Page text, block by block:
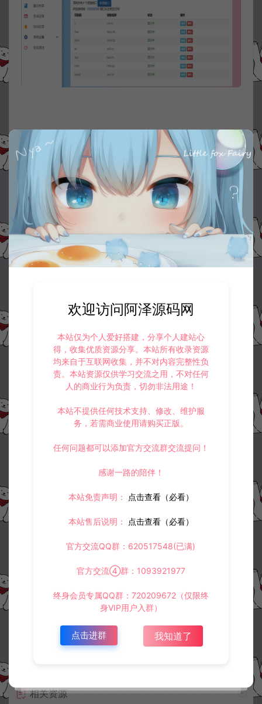
此资源下载价格为 30 星钻，请先 登录
收藏 (0) 点赞 (2)
本站资源售价只是赞助，收取费用仅维持本站的日常运营所需。
若您需要商业运营或用于其他商业活动，请您购买正版授权并合法
如果本站有侵犯、不妥之处的资源，请在网站右边客服联系我们。
将会第一时间解决！
本站提供的所有资源仅供参考学习使用，不存在任何商业目的与商
业用途，请大家不要用于商用！
侵权联系邮箱：32838727@qq.com
https://www.lyzwlkj.vip/12308/wzym/
复
下一篇：
相关资源
欢迎访问阿泽源码网
本站仅为个人爱好搭建，分享个人建站心
得，收集优质资源分享。本站所有收录资源
均来自于互联网收集，并不对内容完整性负
责。本站资源仅供学习交流之用，不对任何
人的商业行为负责，切勿非法用途！
本站不提供任何技术支持、修改、维护服
务，若需商业使用请购买正版。
任何问题都可以添加官方交流群交流提问！
感谢一路的陪伴！
本站免责声明： 点击查看（必看）
本站售后说明： 点击查看（必看）
官方交流QQ群：620517548(已满)
官方交流④群：1093921977
终身会员专属QQ群：720209672（仅限终
身VIP用户入群）
点击进群 我知道了